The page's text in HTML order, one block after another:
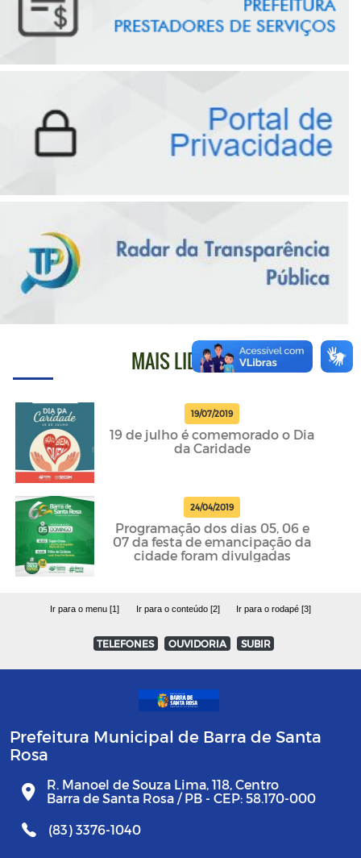
MAIS LIDAS
19/07/2019
19 de julho é comemorado o Dia
da Caridade
24/04/2019
Programação dos dias 05, 06 e
07 da festa de emancipação da
cidade foram divulgadas
Ir para o menu [1] Ir para o conteúdo [2] Ir para o rodapé [3]
TELEFONES OUVIDORIA SUBIR
Prefeitura Municipal de Barra de Santa
Rosa
R. Manoel de Souza Lima, 118, Centro
Barra de Santa Rosa / PB - CEP: 58.170-000
(83) 3376-1040